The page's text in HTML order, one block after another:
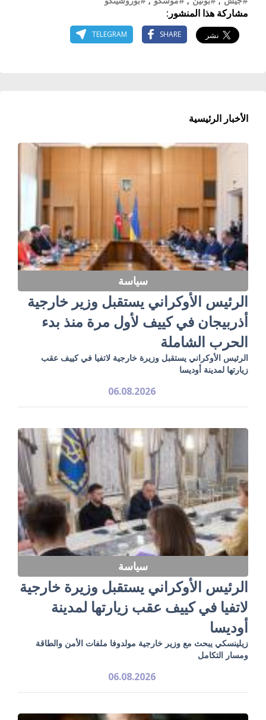
مشاركة هذا المنشور:
SHARE
TELEGRAM
الأخبار الرئيسية
سياسة
الرئيس الأوكراني يستقبل وزير خارجية
أذربيجان في كييف لأول مرة منذ بدء
الحرب الشاملة
الرئيس الأوكراني يستقبل وزيرة خارجية لاتفيا في كييف عقب
زيارتها لمدينة أوديسا
06.08.2026
سياسة
الرئيس الأوكراني يستقبل وزيرة خارجية
لاتفيا في كييف عقب زيارتها لمدينة
أوديسا
زيلينسكي يبحث مع وزير خارجية مولدوفا ملفات الأمن والطاقة
ومسار التكامل
06.08.2026